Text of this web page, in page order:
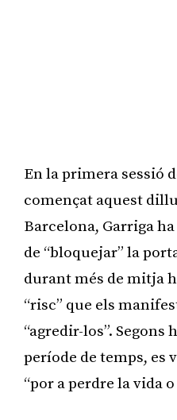
En la primera sessió
començat aquest
Barcelona, Garriga
de “bloquejar” la
durant més de mitja
“risc” que els
“agredir-los”.
període de temps, es
“por a perdre la vida